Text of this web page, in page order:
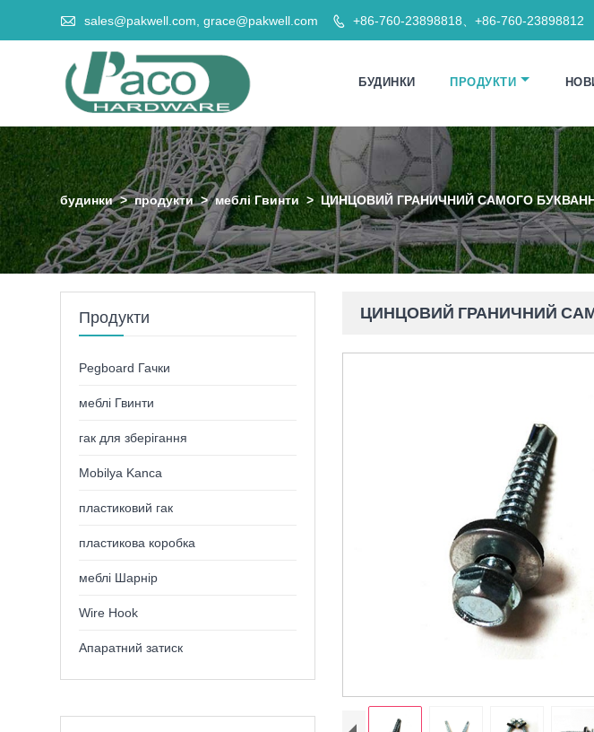
 sales@pakwell.com, grace@pakwell.com  +86-760-23898818、+86-760-23898812
БУДИНКИ ПРОДУКТИ
будинки > продукти > меблі Гвинти > ЦИНЦОВИЙ ГРАНИЧНИЙ САМОГО
ЦИНЦОВИЙ ГРАНИЧНИЙ
Продукти
Pegboard Гачки
меблі Гвинти
гак для зберігання
Mobilya Kanca
пластиковий гак
пластикова коробка
меблі Шарнір
Wire Hook
Апаратний затиск